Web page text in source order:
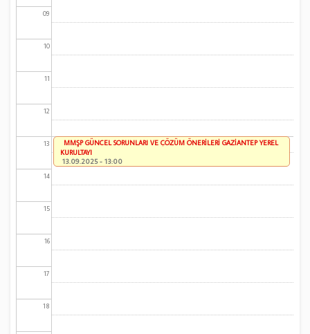
09
10
11
12
13
14
15
16
17
18
MMŞP GÜNCEL SORUNLARI VE ÇÖZÜM ÖNERİLERİ GAZİANTEP YEREL
KURULTAYI
13.09.2025 - 13:00